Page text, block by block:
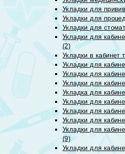
Укладки для
Укладки для
Укладки для
Укладки для
(2)
Укладки в кабинет
Укладки для
Укладки для
Укладки для
Укладка для
Укладки для
Укладки для
Укладки для
Укладки для
(9)
Укладки для